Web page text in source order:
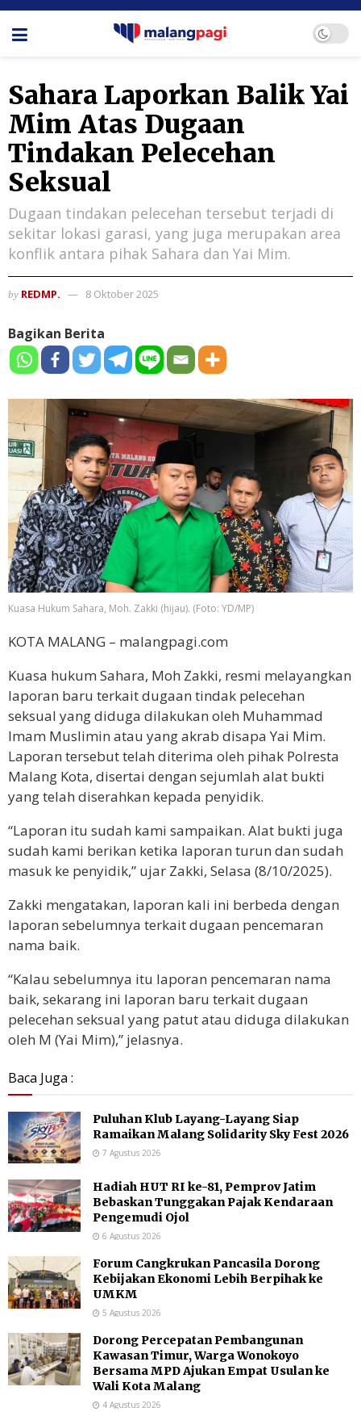
Sahara Laporkan Balik Yai
Mim Atas Dugaan
Tindakan Pelecehan
Seksual
Dugaan tindakan pelecehan tersebut terjadi di
sekitar lokasi garasi, yang juga merupakan area
konflik antara pihak Sahara dan Yai Mim.
by REDMP. 8 Oktober 2025
Bagikan Berita
Kuasa Hukum Sahara, Moh. Zakki (hijau). (Foto: YD/MP)
KOTA MALANG – malangpagi.com
Kuasa hukum Sahara, Moh Zakki, resmi melayangkan
laporan baru terkait dugaan tindak pelecehan
seksual yang diduga dilakukan oleh Muhammad
Imam Muslimin atau yang akrab disapa Yai Mim.
Laporan tersebut telah diterima oleh pihak Polresta
Malang Kota, disertai dengan sejumlah alat bukti
yang telah diserahkan kepada penyidik.
“Laporan itu sudah kami sampaikan. Alat bukti juga
sudah kami berikan ketika laporan turun dan sudah
masuk ke penyidik,” ujar Zakki, Selasa (8/10/2025).
Zakki mengatakan, laporan kali ini berbeda dengan
laporan sebelumnya terkait dugaan pencemaran
nama baik.
“Kalau sebelumnya itu laporan pencemaran nama
baik, sekarang ini laporan baru terkait dugaan
pelecehan seksual yang patut atau diduga dilakukan
oleh M (Yai Mim),” jelasnya.
Baca Juga :
Puluhan Klub Layang-Layang Siap
Ramaikan Malang Solidarity Sky Fest 2026
7 Agustus 2026
Hadiah HUT RI ke-81, Pemprov Jatim
Bebaskan Tunggakan Pajak Kendaraan
Pengemudi Ojol
6 Agustus 2026
Forum Cangkrukan Pancasila Dorong
Kebijakan Ekonomi Lebih Berpihak ke
UMKM
5 Agustus 2026
Dorong Percepatan Pembangunan
Kawasan Timur, Warga Wonokoyo
Bersama MPD Ajukan Empat Usulan ke
Wali Kota Malang
4 Agustus 2026